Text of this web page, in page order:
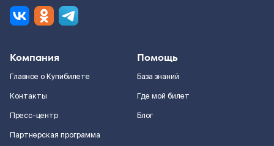
Компания
Главное о Купибилете
Контакты
Пресс-центр
Партнерская программа
Помощь
База знаний
Где мой билет
Блог